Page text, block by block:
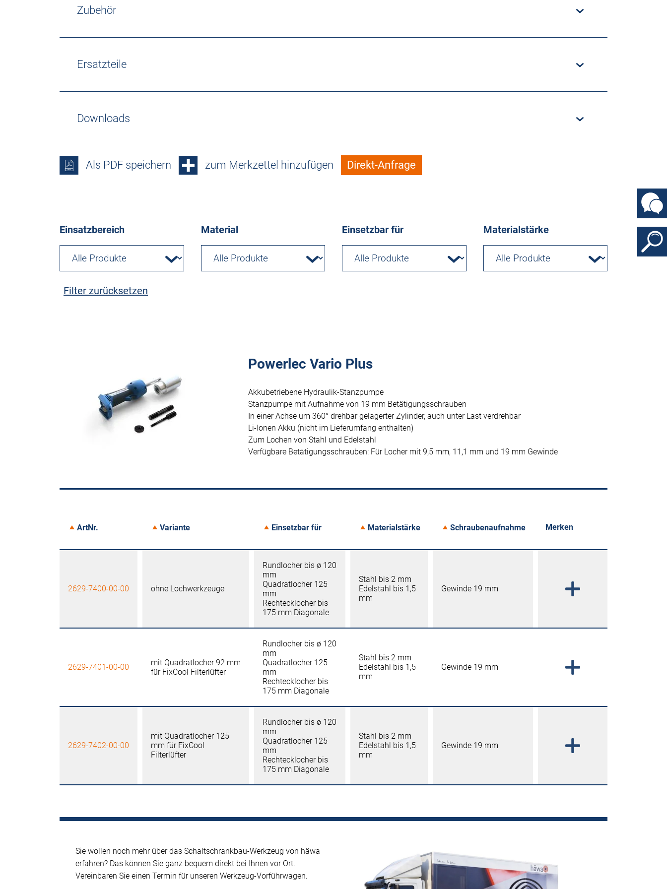
Zubehör
Ersatzteile
Downloads
Als PDF speichern zum Merkzettel hinzufügen Direkt-Anfrage
Einsatzbereich Material Einsetzbar für Materialstärke
Filter zurücksetzen
Powerlec Vario Plus
Akkubetriebene Hydraulik-Stanzpumpe
Stanzpumpe mit Aufnahme von 19 mm Betätigungsschrauben
In einer Achse um 360° drehbar gelagerter Zylinder, auch unter Last verdrehbar
Li-Ionen Akku (nicht im Lieferumfang enthalten)
Zum Lochen von Stahl und Edelstahl
Verfügbare Betätigungsschrauben: Für Locher mit 9,5 mm, 11,1 mm und 19 mm Gewinde
ArtNr. Variante Einsetzbar für Materialstärke Schraubenaufnahme Merken
2629-7400-00-00 ohne Lochwerkzeuge
Rundlocher bis ø 120
mm
Quadratlocher 125
mm
Rechtecklocher bis
175 mm Diagonale
Stahl bis 2 mm
Edelstahl bis 1,5
mm
Gewinde 19 mm
2629-7401-00-00
mit Quadratlocher 92 mm
für FixCool Filterlüfter
Rundlocher bis ø 120
mm
Quadratlocher 125
mm
Rechtecklocher bis
175 mm Diagonale
Stahl bis 2 mm
Edelstahl bis 1,5
mm
Gewinde 19 mm
2629-7402-00-00
mit Quadratlocher 125
mm für FixCool
Filterlüfter
Rundlocher bis ø 120
mm
Quadratlocher 125
mm
Rechtecklocher bis
175 mm Diagonale
Stahl bis 2 mm
Edelstahl bis 1,5
mm
Gewinde 19 mm
Sie wollen noch mehr über das Schaltschrankbau-Werkzeug von häwa
erfahren? Das können Sie ganz bequem direkt bei Ihnen vor Ort.
Vereinbaren Sie einen Termin für unseren Werkzeug-Vorführwagen.